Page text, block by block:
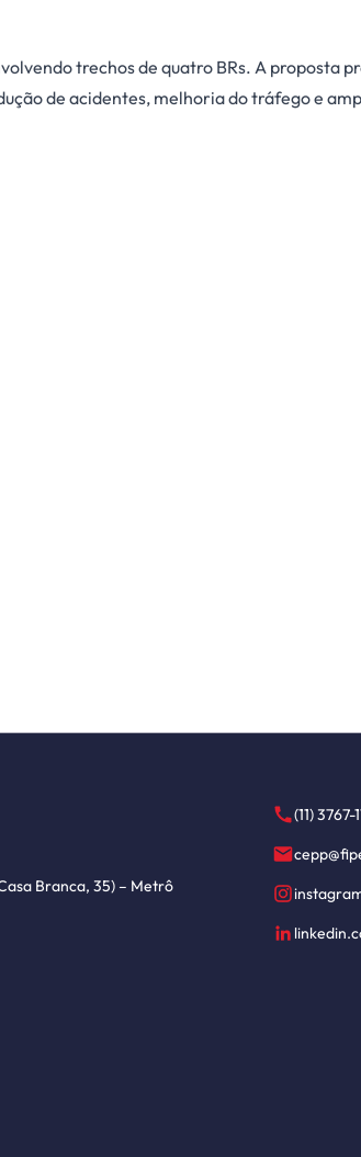
trechos de quatro BRs. A proposta
de acidentes, melhoria do tráfego e
Branca, 35) – Metrô
(11) 3767-